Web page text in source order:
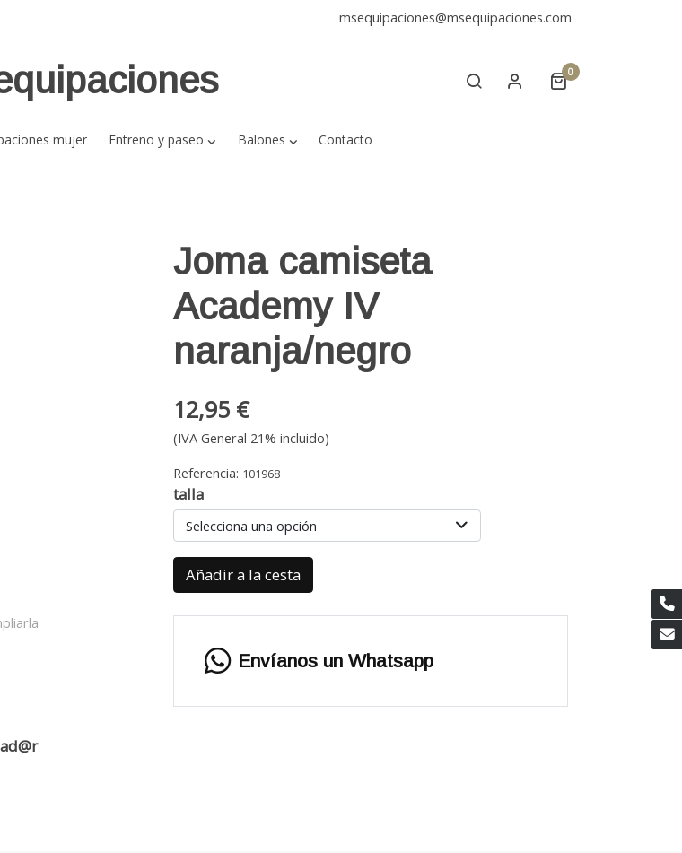
msequipaciones@msequipaciones.com
0
mujer Entreno y paseo Balones Contacto
Joma camiseta
Academy IV
naranja/negro
12,95 €
(IVA General 21% incluido)
Referencia: 101968
talla
Selecciona una opción
Añadir a la cesta
Envíanos un Whatsapp